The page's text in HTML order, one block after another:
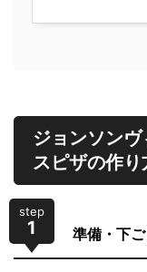
ジョンソン
スピザの作り
step
1 準備・下ご